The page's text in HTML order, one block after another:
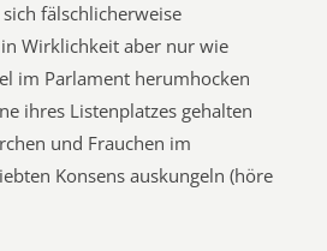
fälschlicherweise
Wirklichkeit aber nur wie
im Parlament herumhocken
ihres Listenplatzes gehalten
und Frauchen im
Konsens auskungeln (höre